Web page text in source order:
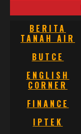
BERITA
TANAH AIR
BUTCE
ENGLISH
CORNER
FINANCE
IPTEK